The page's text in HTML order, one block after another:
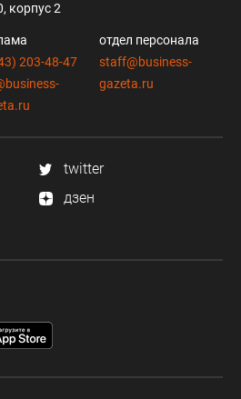
корпус 2
203-48-47
отдел персонала
staff@business-
gazeta.ru
twitter
дзен